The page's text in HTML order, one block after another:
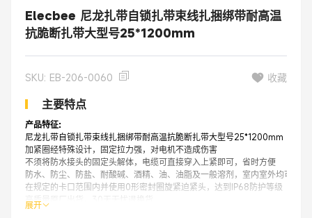
Elecbee 尼龙扎带自锁扎带束线扎捆绑带耐高温
抗脆断扎带大型号25*1200mm
SKU: EB-206-0060 收藏
主要特点
产品特征:
尼龙扎带自锁扎带束线扎捆绑带耐高温抗脆断扎带大型号25*1200mm
加紧圈经特殊设计，固定拉力强，对电机不造成伤害
不须将防水接头的固定头解体，电缆可直接穿入上紧即可，省时方便
防水、防尘、防盐、耐酸碱、酒精、油、油脂及一般溶剂，室内室外均可应用
在规定的卡口范围内并使用0形密封圈旋紧迫紧头，达到IP68防护等级
高质量原厂出货，30天无忧退换货
来自品牌OEM原厂批发，相同质量，更实惠的价格。
展开